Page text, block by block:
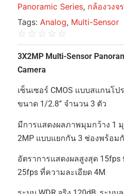
Panoramic Series, กล้องวงจ
Tags: Analog, Multi-Sensor
☆ ☆ ☆ ☆ ☆
3X2MP Multi-Sensor
Camera
เซ็นเซอร์ CMOS แบบสแกนโ
ขนาด 1/2.8” จำนวน 3 ตัว
มีการแสดงผลภาพมุมกว้าง 1
2MP แบบแยกกัน 3 ช่องพร้อม
อัตราการแสดงผลสูงสุด 15fps
25fps ที่ความละเอียด 4M